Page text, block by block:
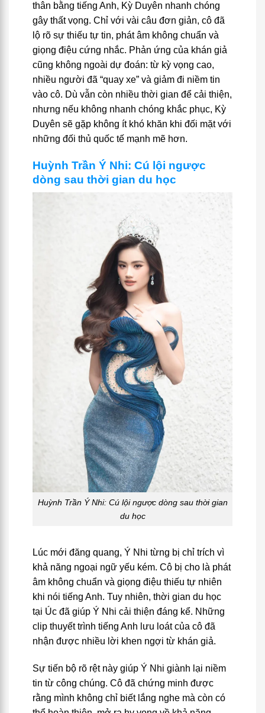
thân bằng tiếng Anh, Kỳ Duyên nhanh chóng
gây thất vọng. Chỉ với vài câu đơn giản, cô đã
lộ rõ sự thiếu tự tin, phát âm không chuẩn và
giọng điệu cứng nhắc. Phản ứng của khán giả
cũng không ngoài dự đoán: từ kỳ vọng cao,
nhiều người đã “quay xe” và giảm đi niềm tin
vào cô. Dù vẫn còn nhiều thời gian để cải thiện,
nhưng nếu không nhanh chóng khắc phục, Kỳ
Duyên sẽ gặp không ít khó khăn khi đối mặt với
những đối thủ quốc tế mạnh mẽ hơn.
Huỳnh Trần Ý Nhi: Cú lội ngược
dòng sau thời gian du học
Huỳnh Trần Ý Nhi: Cú lội ngược dòng sau thời gian
du học
Lúc mới đăng quang, Ý Nhi từng bị chỉ trích vì
khả năng ngoại ngữ yếu kém. Cô bị cho là phát
âm không chuẩn và giọng điệu thiếu tự nhiên
khi nói tiếng Anh. Tuy nhiên, thời gian du học
tại Úc đã giúp Ý Nhi cải thiện đáng kể. Những
clip thuyết trình tiếng Anh lưu loát của cô đã
nhận được nhiều lời khen ngợi từ khán giả.
Sự tiến bộ rõ rệt này giúp Ý Nhi giành lại niềm
tin từ công chúng. Cô đã chứng minh được
rằng mình không chỉ biết lắng nghe mà còn có